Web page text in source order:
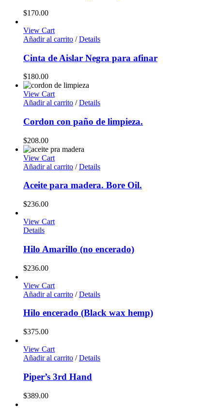
$170.00
View Cart
Añadir al carrito / Details
Cinta de Aislar Negra para afinar
$180.00
View Cart
Añadir al carrito / Details
Cordon con paño de limpieza.
$208.00
View Cart
Añadir al carrito / Details
Aceite para madera. Bore Oil.
$236.00
View Cart
Details
Hilo Amarillo (no encerado)
$236.00
View Cart
Añadir al carrito / Details
Hilo encerado (Black wax hemp)
$375.00
View Cart
Añadir al carrito / Details
Piper’s 3rd Hand
$389.00